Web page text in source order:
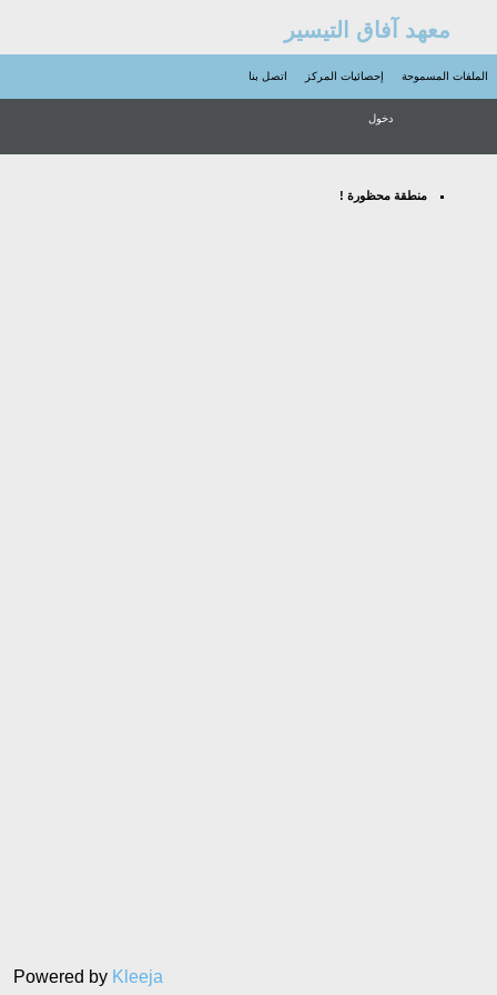
Powered by Kleeja
معهد آفاق التيسير
الملفات المسموحة إحصائيات المركز اتصل بنا
دخول
منطقة محظورة !